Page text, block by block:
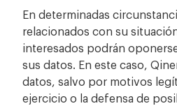
En determinadas
relacionados con su
interesados podrán
sus datos. En este caso,
datos, salvo por motivos
ejercicio o la defensa de